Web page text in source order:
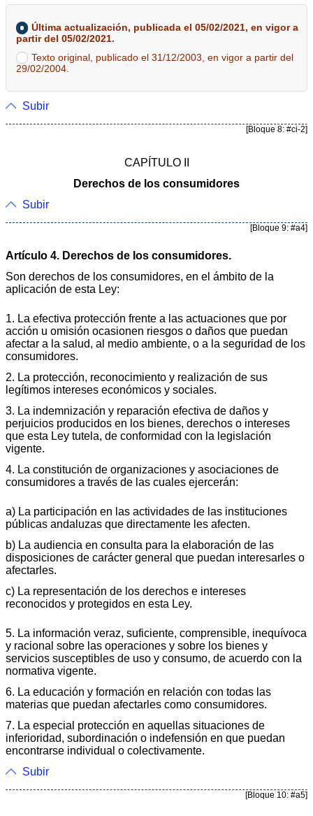
Última actualización, publicada el 05/02/2021, en vigor a
partir del 05/02/2021.
Texto original, publicado el 31/12/2003, en vigor a partir del
29/02/2004.
Subir
[Bloque 8: #ci-2]
CAPÍTULO II
Derechos de los consumidores
Subir
[Bloque 9: #a4]
Artículo 4. Derechos de los consumidores.
Son derechos de los consumidores, en el ámbito de la
aplicación de esta Ley:
1. La efectiva protección frente a las actuaciones que por
acción u omisión ocasionen riesgos o daños que puedan
afectar a la salud, al medio ambiente, o a la seguridad de los
consumidores.
2. La protección, reconocimiento y realización de sus
legítimos intereses económicos y sociales.
3. La indemnización y reparación efectiva de daños y
perjuicios producidos en los bienes, derechos o intereses
que esta Ley tutela, de conformidad con la legislación
vigente.
4. La constitución de organizaciones y asociaciones de
consumidores a través de las cuales ejercerán:
a) La participación en las actividades de las instituciones
públicas andaluzas que directamente les afecten.
b) La audiencia en consulta para la elaboración de las
disposiciones de carácter general que puedan interesarles o
afectarles.
c) La representación de los derechos e intereses
reconocidos y protegidos en esta Ley.
5. La información veraz, suficiente, comprensible, inequívoca
y racional sobre las operaciones y sobre los bienes y
servicios susceptibles de uso y consumo, de acuerdo con la
normativa vigente.
6. La educación y formación en relación con todas las
materias que puedan afectarles como consumidores.
7. La especial protección en aquellas situaciones de
inferioridad, subordinación o indefensión en que puedan
encontrarse individual o colectivamente.
Subir
[Bloque 10: #a5]